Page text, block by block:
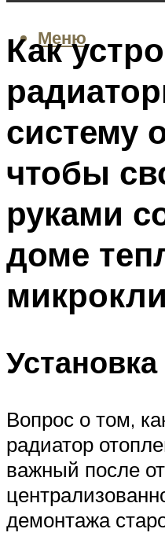
Меню
Как
систему
чтобы
руками
доме
Установка
Вопрос о том,
радиатор
важный после
демонтажа